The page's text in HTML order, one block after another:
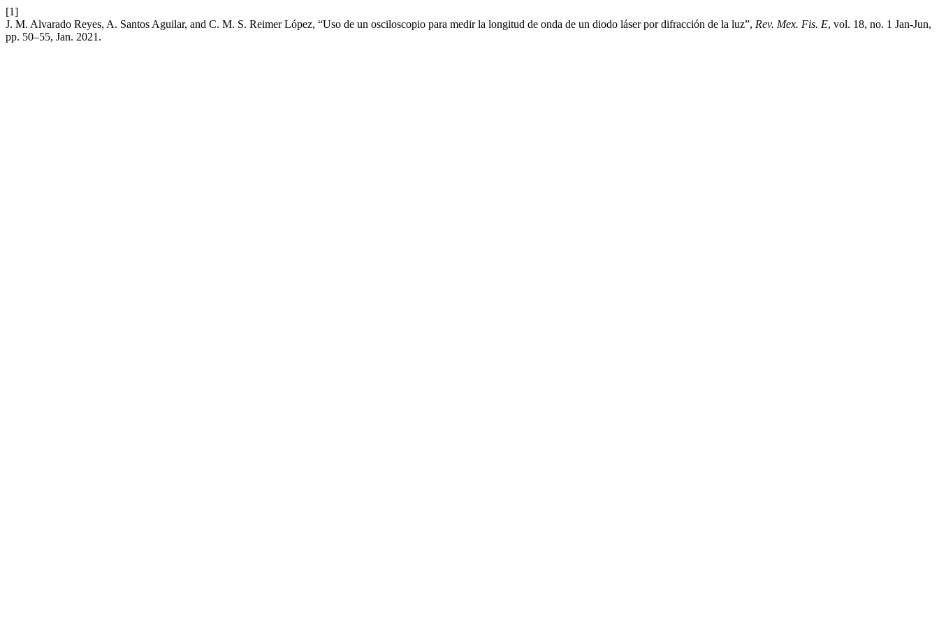
[1]
J. M. Alvarado Reyes, A. Santos Aguilar, and C. M. S. Reimer López, “Uso de un osciloscopio para medir la longitud de onda de un diodo láser por difracción de la luz”, Rev. Mex. Fis. E, vol. 18, no. 1 Jan-Jun,
pp. 50–55, Jan. 2021.